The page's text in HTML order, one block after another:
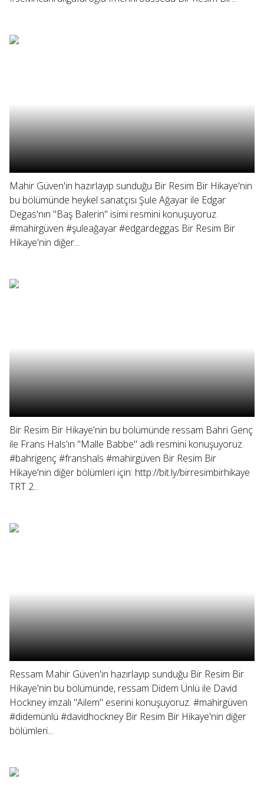
Mahir Güven'in hazırlayıp sunduğu Bir Resim Bir Hikaye'nin
bu bölümünde heykel sanatçısı Şule Ağayar ile Edgar
Degas'nın "Baş Balerin" isimi resmini konuşuyoruz.
#mahirgüven #şuleağayar #edgardeggas Bir Resim Bir
Hikaye'nin diğer...
Bir Resim Bir Hikaye'nin bu bölümünde ressam Bahri Genç
ile Frans Hals'ın "Malle Babbe" adlı resmini konuşuyoruz.
#bahrigenç #franshals #mahirgüven Bir Resim Bir
Hikaye'nin diğer bölümleri için: http://bit.ly/birresimbirhikaye
TRT 2...
Ressam Mahir Güven'in hazırlayıp sunduğu Bir Resim Bir
Hikaye'nin bu bölümünde, ressam Didem Ünlü ile David
Hockney imzalı "Ailem" eserini konuşuyoruz. #mahirgüven
#didemünlü #davidhockney Bir Resim Bir Hikaye'nin diğer
bölümleri...